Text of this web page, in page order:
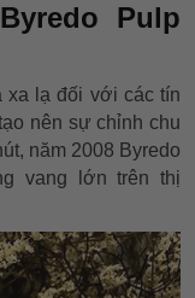
Pulp
xa lạ đối với các tín
nên sự chỉnh chu
năm 2008 Byredo
vang lớn trên thị